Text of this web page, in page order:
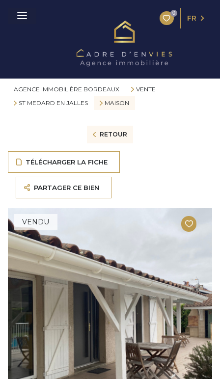
0
FR
AGENCE IMMOBILIÈRE BORDEAUX
VENTE
ST MEDARD EN JALLES
MAISON
RETOUR
TÉLÉCHARGER LA FICHE
PARTAGER CE BIEN
VENDU